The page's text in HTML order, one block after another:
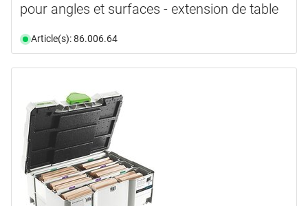
pour angles et surfaces - extension de table
Article(s): 86.006.64